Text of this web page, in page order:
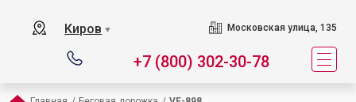
Киров ▼ Московская улица, 135
+7 (800) 302-30-78